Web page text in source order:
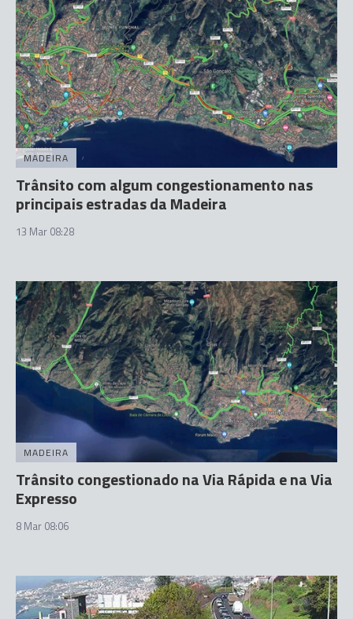
MADEIRA
Trânsito com algum congestionamento nas
principais estradas da Madeira
13 Mar 08:28
MADEIRA
Trânsito congestionado na Via Rápida e na Via
Expresso
8 Mar 08:06